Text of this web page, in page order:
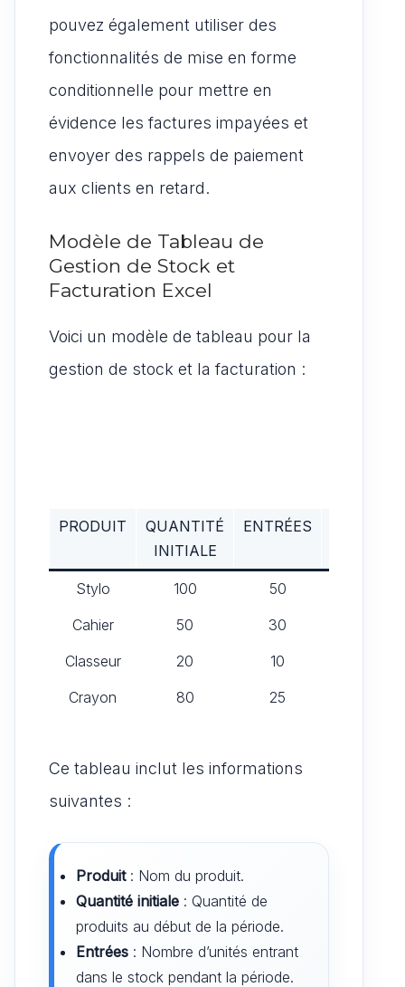
pouvez également utiliser des
fonctionnalités de mise en forme
conditionnelle pour mettre en
évidence les factures impayées et
envoyer des rappels de paiement
aux clients en retard.
Modèle de Tableau de
Gestion de Stock et
Facturation Excel
Voici un modèle de tableau pour la
gestion de stock et la facturation :
PRODUIT
QUANTITÉ
INITIALE
ENTRÉES
Stylo 100 50
Cahier
50 30
Classeur
20 10
Crayon
80 25
Ce tableau inclut les informations
suivantes :
Produit: Nom du produit.
Quantité initiale : Quantité de
produits au début de la période.
Entrées : Nombre d’unités entrant
dans le stock pendant la période.